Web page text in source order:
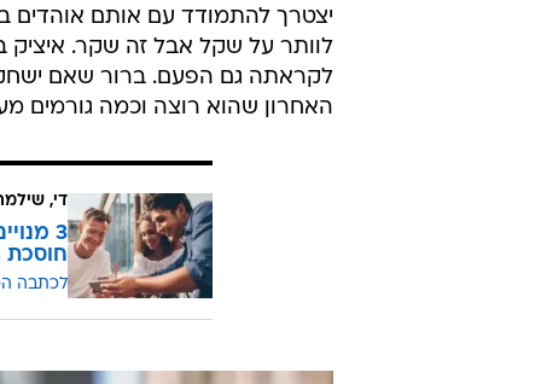
יצטרך להתמודד עם אותם אוהדים
לוותר על שקל אבל זה שקר. איציק
לקראתה גם הפעם. ברור שאם
האחרון שהוא רוצה וכמה גורמים
די,
חוסכת
לכתבה